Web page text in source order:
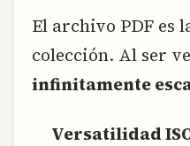
El archivo PDF es
colección. Al ser
infinitamente
Versatilidad